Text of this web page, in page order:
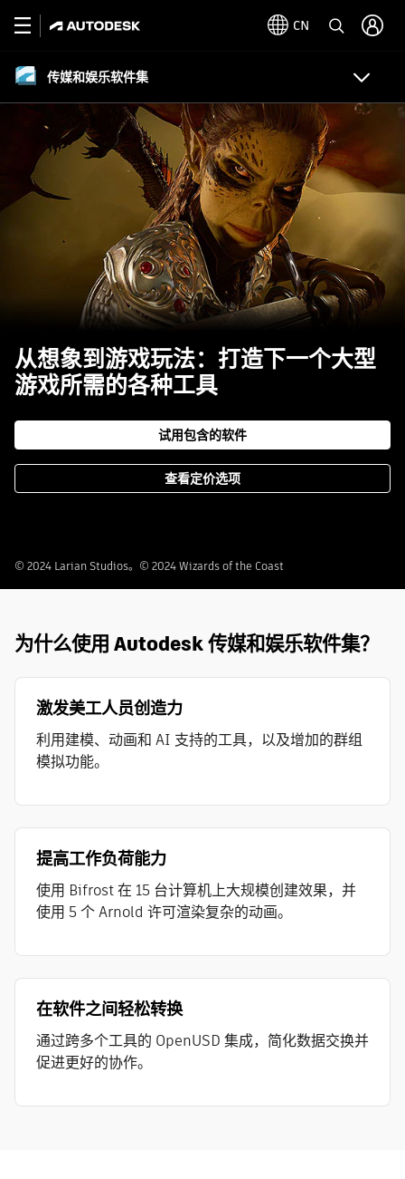
CN
传媒和娱乐软件集
从想象到游戏玩法：打造下一个大型
游戏所需的各种工具
试用包含的软件
查看定价选项
© 2024 Larian Studios。© 2024 Wizards of the Coast
为什么使用 Autodesk 传媒和娱乐软件集？
激发美工人员创造力
利用建模、动画和 AI 支持的工具，以及增加的群组
模拟功能。
提高工作负荷能力
使用 Bifrost 在 15 台计算机上大规模创建效果，并
使用 5 个 Arnold 许可渲染复杂的动画。
在软件之间轻松转换
通过跨多个工具的 OpenUSD 集成，简化数据交换并
促进更好的协作。